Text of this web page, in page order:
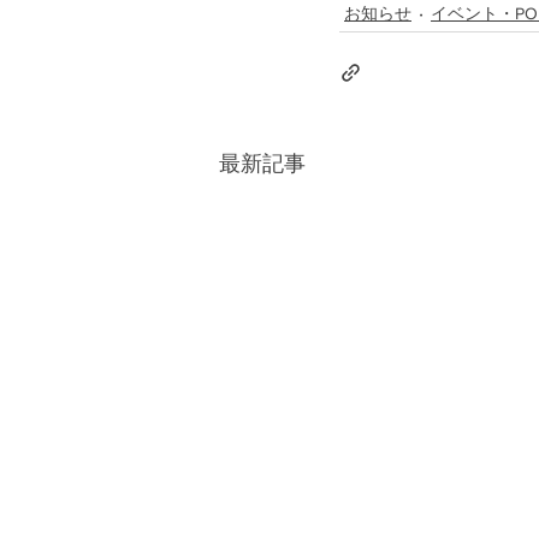
お知らせ イベント・
最新記事